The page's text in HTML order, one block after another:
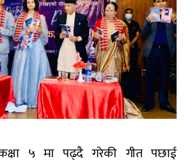
५ मा पढ्दै गरेकी गीत पछाई